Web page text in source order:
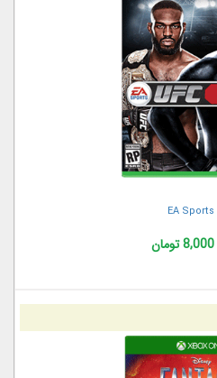
EA Sports
8,000 تومان